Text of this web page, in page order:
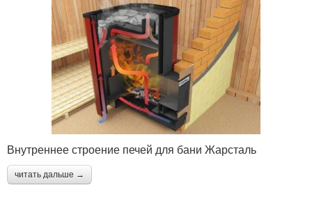
Внутреннее строение печей для бани Жарсталь
читать дальше →